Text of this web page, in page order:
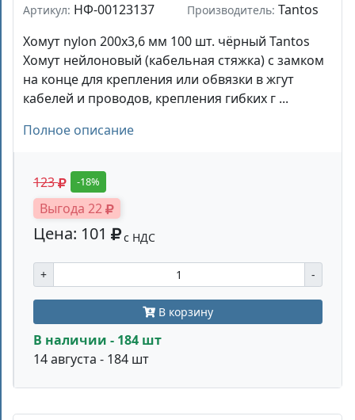
Артикул: НФ-00123137 Производитель: Tantos
Хомут nylon 200x3,6 мм 100 шт. чёрный Tantos
Хомут нейлоновый (кабельная стяжка) с замком
на конце для крепления или обвязки в жгут
кабелей и проводов, крепления гибких г ...
Полное описание
123 -18%
Выгода 22
Цена: 101 с НДС
+ -
В корзину
В наличии - 184 шт
14 августа - 184 шт